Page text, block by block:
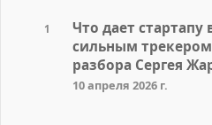
1
Что дает стартапу
сильным
разбора Сергея
10 апреля 2026 г.